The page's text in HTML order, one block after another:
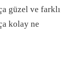
güzel ve farklı
kolay ne